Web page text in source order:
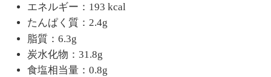
エネルギー：193 kcal
たんぱく質：2.4g
脂質：6.3g
炭水化物：31.8g
食塩相当量：0.8g